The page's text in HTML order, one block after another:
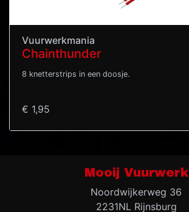
Vuurwerkmania
Chainthunder
8 knetterstrips in een doosje.
€ 1,95
Mooij Vuurwerk
Noordwijkerweg 36
2231NL Rijnsburg